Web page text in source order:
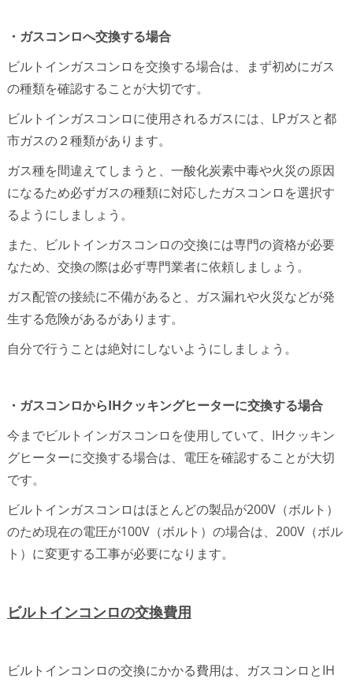
・ガスコンロへ交換する場合
ビルトインガスコンロを交換する場合は、まず初めにガス
の種類を確認することが大切です。
ビルトインガスコンロに使用されるガスには、LPガスと都
市ガスの２種類があります。
ガス種を間違えてしまうと、一酸化炭素中毒や火災の原因
になるため必ずガスの種類に対応したガスコンロを選択す
るようにしましょう。
また、ビルトインガスコンロの交換には専門の資格が必要
なため、交換の際は必ず専門業者に依頼しましょう。
ガス配管の接続に不備があると、ガス漏れや火災などが発
生する危険があるがあります。
自分で行うことは絶対にしないようにしましょう。
・ガスコンロからIHクッキングヒーターに交換する場合
今までビルトインガスコンロを使用していて、IHクッキン
グヒーターに交換する場合は、電圧を確認することが大切
です。
ビルトインガスコンロはほとんどの製品が200V（ボルト）
のため現在の電圧が100V（ボルト）の場合は、200V（ボル
ト）に変更する工事が必要になります。
ビルトインコンロの交換費用
ビルトインコンロの交換にかかる費用は、ガスコンロとIH